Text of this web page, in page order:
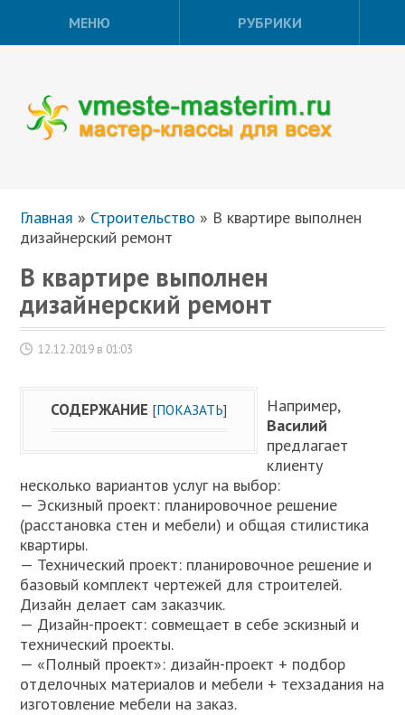
МЕНЮ РУБРИКИ
Главная » Строительство » В квартире выполнен
дизайнерский ремонт
В квартире выполнен
дизайнерский ремонт
12.12.2019 в 01:03
СОДЕРЖАНИЕ [ПОКАЗАТЬ]
Например,
Василий
предлагает
клиенту
несколько вариантов услуг на выбор:
— Эскизный проект: планировочное решение
(расстановка стен и мебели) и общая стилистика
квартиры.
— Технический проект: планировочное решение и
базовый комплект чертежей для строителей.
Дизайн делает сам заказчик.
— Дизайн-проект: совмещает в себе эскизный и
технический проекты.
— «Полный проект»: дизайн-проект + подбор
отделочных материалов и мебели + техзадания на
изготовление мебели на заказ.